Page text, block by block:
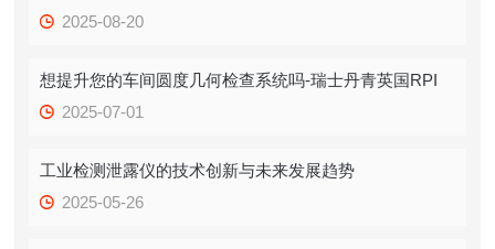
2025-08-20
想提升您的车间圆度几何检查系统吗-瑞士丹青英国RPI
2025-07-01
工业检测泄露仪的技术创新与未来发展趋势
2025-05-26